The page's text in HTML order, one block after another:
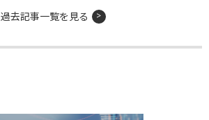
過去記事一覧を見る